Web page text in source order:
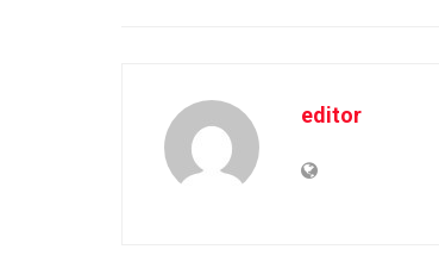
editor